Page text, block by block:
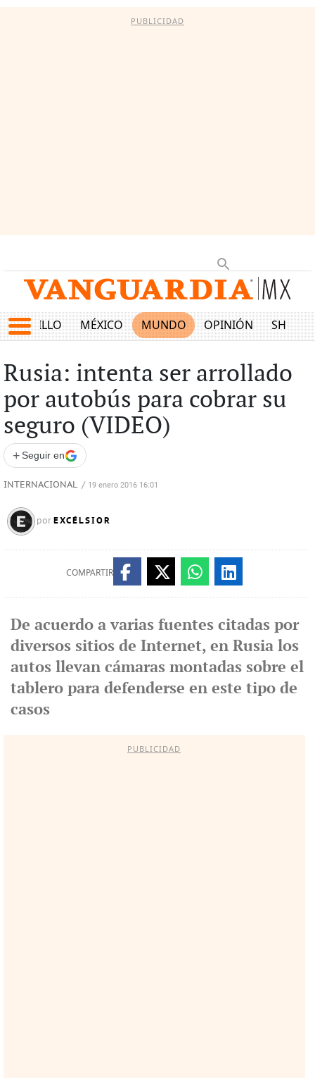
PUBLICIDAD
SALTILLO MÉXICO MUNDO OPINIÓN SHOW
Rusia: intenta ser arrollado
por autobús para cobrar su
seguro (VIDEO)
+ Seguir en
INTERNACIONAL / 19 enero 2016 16:01
por EXCÉLSIOR
COMPARTIR
De acuerdo a varias fuentes citadas por
diversos sitios de Internet, en Rusia los
autos llevan cámaras montadas sobre el
tablero para defenderse en este tipo de
casos
PUBLICIDAD